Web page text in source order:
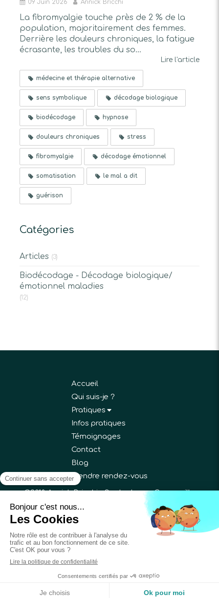
09 Juin 2026 Annick Bricchi
La fibromyalgie touche près de 2 % de la
population, majoritairement des femmes.
Derrière les douleurs chroniques, la fatigue
écrasante, les troubles du so...
Lire l'article
médecine et thérapie alternative
sens symbolique décodage biologique
biodécodage hypnose
douleurs chroniques stress
fibromyalgie décodage émotionnel
somatisation le mal a dit
guérison
Catégories
Articles (3)
Biodécodage - Décodage biologique/
émotionnel maladies
(12)
Accueil
Qui suis-je ?
Pratiques
Infos pratiques
Témoignages
Contact
Blog
Prendre rendez-vous
©2018 Annick Bricchi - Sophrologue Gargenville
Plan du site
Création et référencement du site par Simplébo
Site partenaire de Annuaire Thérapeutes